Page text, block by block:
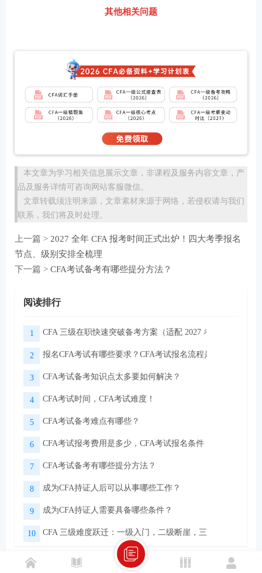
其他相关问题
本文章为学习相关信息展示文章，非课程及服务内容文章，产
品及服务详情可咨询网站客服微信。
文章转载须注明来源，文章素材来源于网络，若侵权请与我们
联系，我们将及时处理。
上一篇 > 2027 全年 CFA 报考时间正式出炉！四大考季报名
节点、级别安排全梳理
下一篇 > CFA考试备考有哪些提分方法？
阅读排行
1 CFA 三级在职快速突破备考方案（适配 2027 考季）
2 报名CFA考试有哪些要求？CFA考试报名流程是怎样的？
3 CFA考试备考知识点太多要如何解决？
4 CFA考试时间，CFA考试难度！
5 CFA考试备考难点有哪些？
6 CFA考试报考费用是多少，CFA考试报名条件！
7 CFA考试备考有哪些提分方法？
8 成为CFA持证人后可以从事哪些工作？
9 成为CFA持证人需要具备哪些条件？
10 CFA 三级难度跃迁：一级入门，二级断崖，三级实战